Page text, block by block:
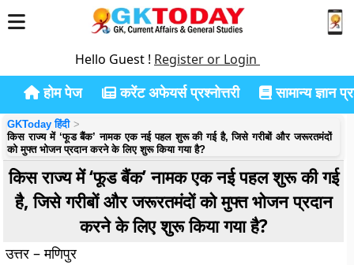
Hello Guest ! Register or Login
होम पेज करेंट अफेयर्स प्रश्नोत्तरी सामान्य ज्ञान
GKToday हिंदी
किस राज्य में ‘फूड बैंक’ नामक एक नई पहल शुरू की गई है, जिसे गरीबों और जरूरतमंदों
को मुफ्त भोजन प्रदान करने के लिए शुरू किया गया है?
किस राज्य में ‘फूड बैंक’ नामक एक नई पहल शुरू की गई
है, जिसे गरीबों और जरूरतमंदों को मुफ्त भोजन प्रदान
करने के लिए शुरू किया गया है?
उत्तर – मणिपुर